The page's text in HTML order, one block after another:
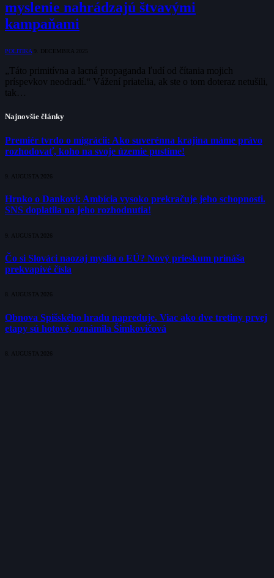
myslenie nahrádzajú štvavými
kampaňami
POLITIKA 9. DECEMBRA 2025
„Táto primitívna a lacná propaganda ľudí od čítania mojich
príspevkov neodradí.“ Vážení priatelia, ak ste o tom doteraz netušili,
tak…
Najnovšie články
Premiér tvrdo o migrácii: Ako suverénna krajina máme právo
rozhodovať, koho na svoje územie pustíme!
9. AUGUSTA 2026
Hrnko o Dankovi: Ambícia vysoko prekračuje jeho schopnosti.
SNS doplatila na jeho rozhodnutia!
9. AUGUSTA 2026
Čo si Slováci naozaj myslia o EÚ? Nový prieskum prináša
prekvapivé čísla
8. AUGUSTA 2026
Obnova Spišského hradu napreduje. Viac ako dve tretiny prvej
etapy sú hotové, oznámila Šimkovičová
8. AUGUSTA 2026